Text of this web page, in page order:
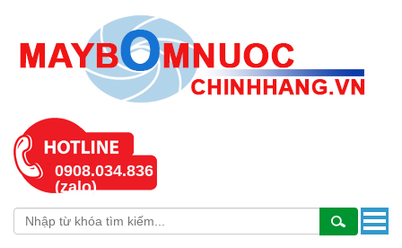
0908.034.836
(zalo)